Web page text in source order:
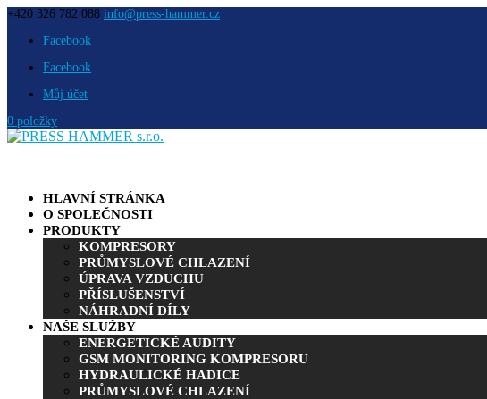
+420 326 782 088 info@press-hammer.cz
Facebook
Facebook
Můj účet
0 položky
HLAVNÍ STRÁNKA
O SPOLEČNOSTI
PRODUKTY
KOMPRESORY
PRŮMYSLOVÉ CHLAZENÍ
ÚPRAVA VZDUCHU
PŘÍSLUŠENSTVÍ
NÁHRADNÍ DÍLY
NAŠE SLUŽBY
ENERGETICKÉ AUDITY
GSM MONITORING KOMPRESORU
HYDRAULICKÉ HADICE
PRŮMYSLOVÉ CHLAZENÍ